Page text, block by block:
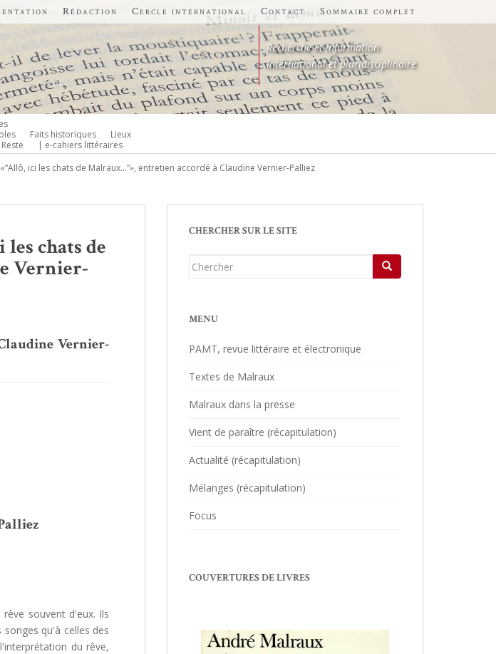
Rédaction Cercle international Contact Sommaire complet
Recherche et information
International et pluridisciplinaire
Faits historiques
Lieux
Reste
| e-cahiers littéraires
ici les chats de Malraux…”», entretien accordé à Claudine Vernier-Palliez
chats de
Vernier-
Vernier-
souvent d'eux. Ils
qu'à celles des
du rêve,
CHERCHER SUR LE SITE
Chercher...
MENU
PAMT, revue littéraire et électronique
Textes de Malraux
Malraux dans la presse
Vient de paraître (récapitulation)
Actualité (récapitulation)
Mélanges (récapitulation)
Focus
COUVERTURES DE LIVRES